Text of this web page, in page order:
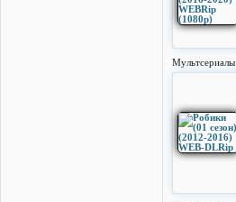
Мультсериалы